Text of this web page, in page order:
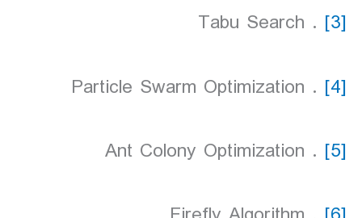
[3]
. Tabu Search
[4]
. Particle Swarm Optimization
[5]
. Ant Colony Optimization